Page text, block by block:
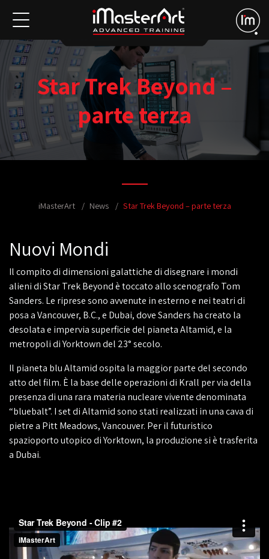
Star Trek Beyond –
parte terza
iMasterArt News Star Trek Beyond – parte terza
Nuovi Mondi
Il compito di dimensioni galattiche di disegnare i mondi
alieni di Star Trek Beyond è toccato allo scenografo Tom
Sanders. Le riprese sono avvenute in esterno e nei teatri di
posa a Vancouver, B.C., e Dubai, dove Sanders ha creato la
desolata e impervia superficie del pianeta Altamid, e la
metropoli di Yorktown del 23° secolo.
Il pianeta blu Altamid ospita la maggior parte del secondo
atto del film. È la base delle operazioni di Krall per via della
presenza di una rara materia nucleare vivente denominata
“bluebalt”. I set di Altamid sono stati realizzati in una cava di
pietre a Pitt Meadows, Vancouver. Per il futuristico
spazioporto utopico di Yorktown, la produzione si è trasferita
a Dubai.